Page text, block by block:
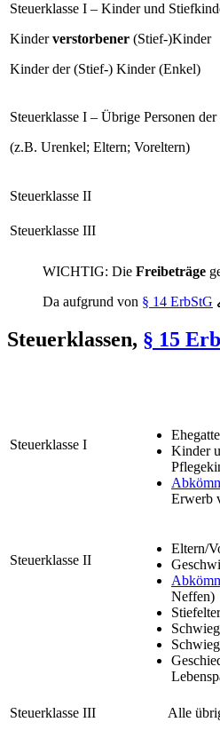
Steuerklasse I – Kinder und
Kinderverstorbener (Stief-)Kinder
Kinder der (Stief-) Kinder (Enkel)
Steuerklasse I – Übrige Personen der
(z.B. Urenkel; Eltern; Voreltern)
Steuerklasse II
Steuerklasse III
WICHTIG: Die Freibeträge
Da aufgrund von § 14 ErbStG
Steuerklassen, § 15
Steuerklasse I
Kinder
Erwerb
Steuerklasse II
Eltern/
Neffen)
Steuerklasse III Alle